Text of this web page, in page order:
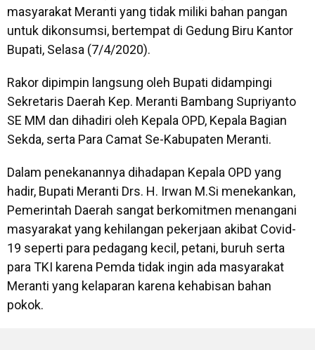
masyarakat Meranti yang tidak miliki bahan pangan
untuk dikonsumsi, bertempat di Gedung Biru Kantor
Bupati, Selasa (7/4/2020).
Rakor dipimpin langsung oleh Bupati didampingi
Sekretaris Daerah Kep. Meranti Bambang Supriyanto
SE MM dan dihadiri oleh Kepala OPD, Kepala Bagian
Sekda, serta Para Camat Se-Kabupaten Meranti.
Dalam penekanannya dihadapan Kepala OPD yang
hadir, Bupati Meranti Drs. H. Irwan M.Si menekankan,
Pemerintah Daerah sangat berkomitmen menangani
masyarakat yang kehilangan pekerjaan akibat Covid-
19 seperti para pedagang kecil, petani, buruh serta
para TKI karena Pemda tidak ingin ada masyarakat
Meranti yang kelaparan karena kehabisan bahan
pokok.